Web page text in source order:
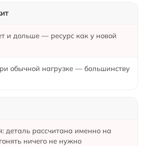
и дольше — ресурс как у новой
обычной нагрузке — большинству
деталь рассчитана именно на
ничего не нужно